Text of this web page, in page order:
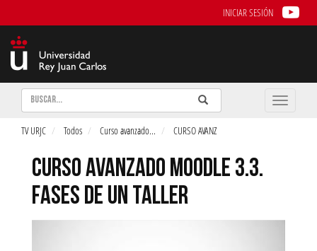
INICIAR SESIÓN
Buscar Enviar
Buscar
Toggle
TV URJC Todos Curso avanzado... CURSO AVANZ
CURSO AVANZADO MOODLE 3.3.
FASES DE UN TALLER